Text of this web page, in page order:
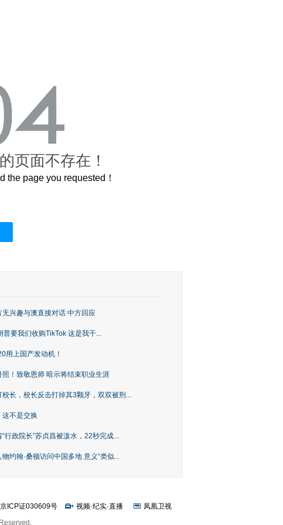
页面不存在！
the page you requested！
兴趣与澳直接对话 中方回应
普要我们收购TikTok 这是我干...
用上国产发动机！
！致敬恩师 暗示将结束职业生涯
长，校长反击打掉其3颗牙，双双被刑...
这不是交换
行政院长”苏贞昌被泼水，22秒完成...
约翰·桑顿访问中国多地 意义“类似...
京ICP证030609号 视频·纪实·直播
凤凰卫视